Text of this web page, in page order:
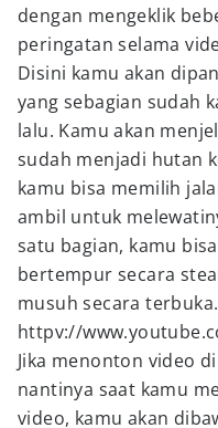
dengan mengeklik
peringatan selama
Disini kamu akan
yang sebagian sudah
lalu. Kamu akan
sudah menjadi hutan
kamu bisa memilih
ambil untuk
satu bagian, kamu
bertempur secara
musuh secara terbuka.
httpv://
Jika menonton video
nantinya saat kamu
video, kamu akan